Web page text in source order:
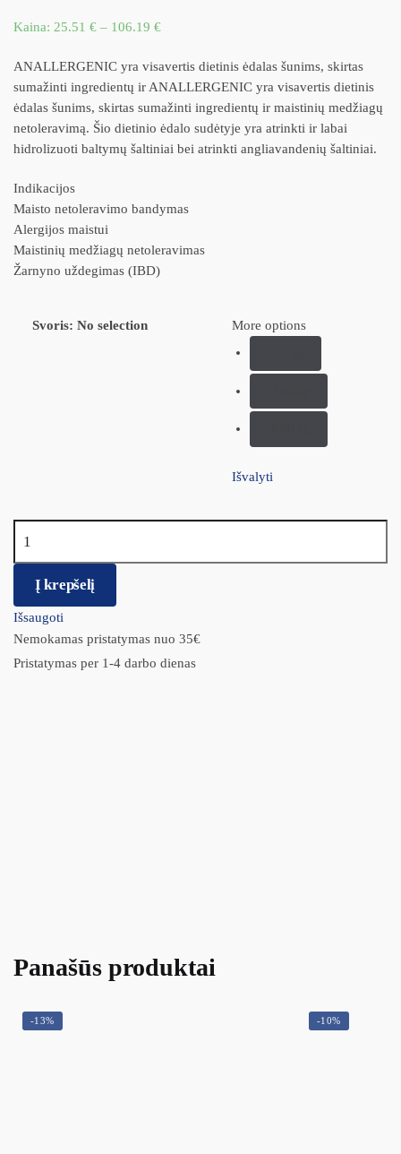
Kaina: 25.51 € – 106.19 €
ANALLERGENIC yra visavertis dietinis ėdalas šunims, skirtas
sumažinti ingredientų ir ANALLERGENIC yra visavertis dietinis
ėdalas šunims, skirtas sumažinti ingredientų ir maistinių medžiagų
netoleravimą. Šio dietinio ėdalo sudėtyje yra atrinkti ir labai
hidrolizuoti baltymų šaltiniai bei atrinkti angliavandenių šaltiniai.
Indikacijos
Maisto netoleravimo bandymas
Alergijos maistui
Maistinių medžiagų netoleravimas
Žarnyno uždegimas (IBD)
Svoris: No selection More options
Išvalyti
Į krepšelį
Išsaugoti
Nemokamas pristatymas nuo 35€
Pristatymas per 1-4 darbo dienas
Panašūs produktai
-13% -10%